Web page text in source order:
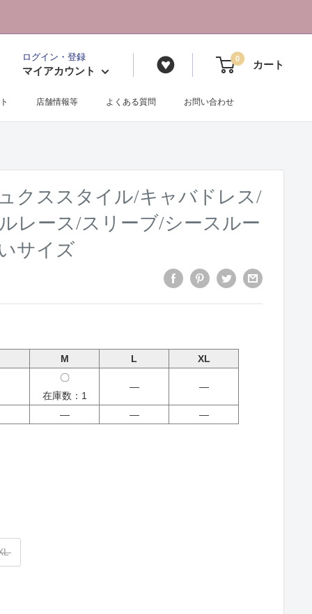
ログイン・登録
マイアカウント
0 カート
店舗情報等 よくある質問 お問い合わせ
クススタイル/キャバドレス/
レース/スリーブ/シースルー
サイズ
M L
XL
〇
在庫数：1
― ―
― ― ―